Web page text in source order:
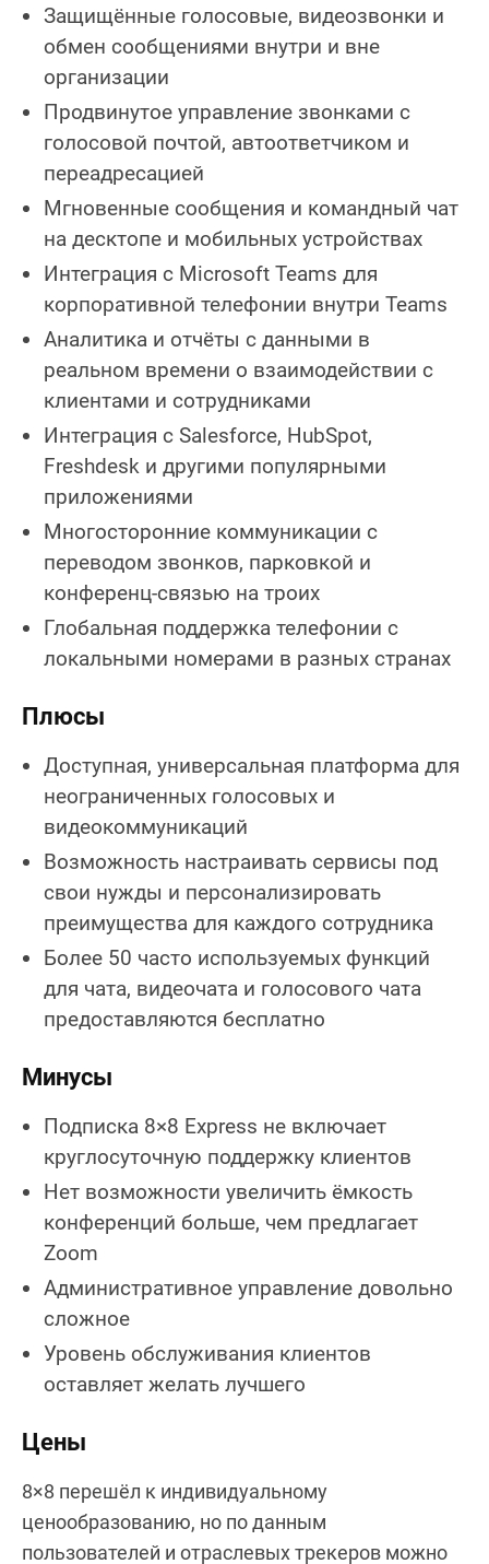
Защищённые голосовые, видеозвонки и
обмен сообщениями внутри и вне
организации
Продвинутое управление звонками с
голосовой почтой, автоответчиком и
переадресацией
Мгновенные сообщения и командный чат
на десктопе и мобильных устройствах
Интеграция с Microsoft Teams для
корпоративной телефонии внутри Teams
Аналитика и отчёты с данными в
реальном времени о взаимодействии с
клиентами и сотрудниками
Интеграция с Salesforce, HubSpot,
Freshdesk и другими популярными
приложениями
Многосторонние коммуникации с
переводом звонков, парковкой и
конференц-связью на троих
Глобальная поддержка телефонии с
локальными номерами в разных странах
Плюсы
Доступная, универсальная платформа для
неограниченных голосовых и
видеокоммуникаций
Возможность настраивать сервисы под
свои нужды и персонализировать
преимущества для каждого сотрудника
Более 50 часто используемых функций
для чата, видеочата и голосового чата
предоставляются бесплатно
Минусы
Подписка 8×8 Express не включает
круглосуточную поддержку клиентов
Нет возможности увеличить ёмкость
конференций больше, чем предлагает
Zoom
Административное управление довольно
сложное
Уровень обслуживания клиентов
оставляет желать лучшего
Цены
8×8 перешёл к индивидуальному
ценообразованию, но по данным
пользователей и отраслевых трекеров можно